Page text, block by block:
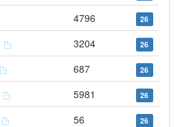
4796 26
3204 26
687 26
5981 26
56 26